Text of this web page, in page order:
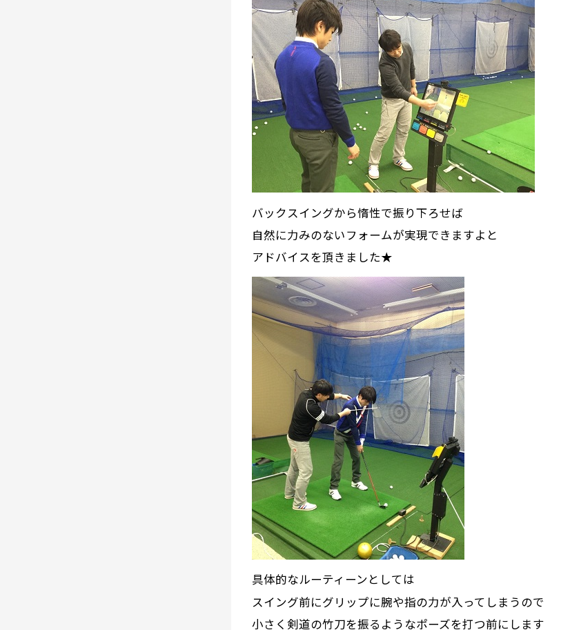
バックスイングから惰性で振り下ろせば
自然に力みのないフォームが実現できますよと
アドバイスを頂きました★
具体的なルーティーンとしては
スイング前にグリップに腕や指の力が入ってしまうので
小さく剣道の竹刀を振るようなポーズを打つ前にします